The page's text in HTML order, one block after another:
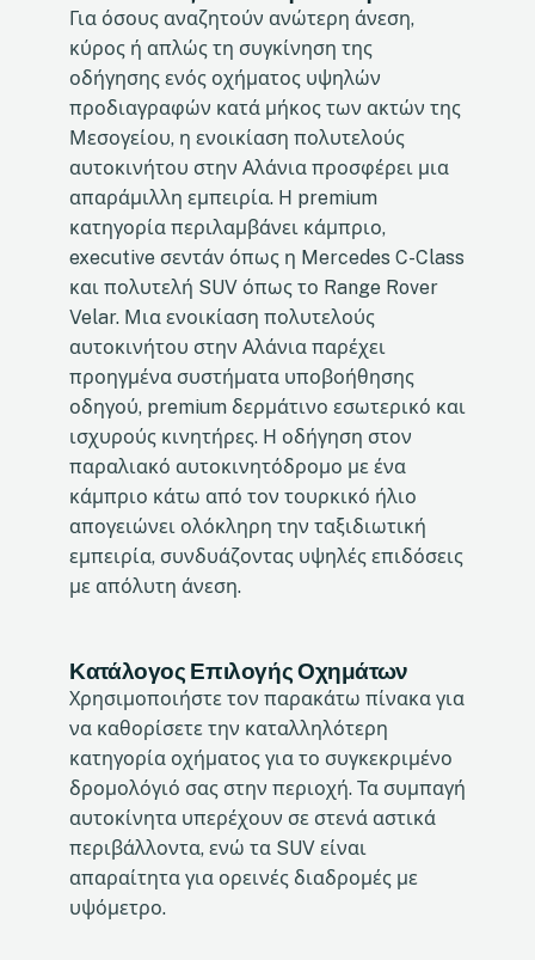
Για όσους αναζητούν ανώτερη άνεση,
κύρος ή απλώς τη συγκίνηση της
οδήγησης ενός οχήματος υψηλών
προδιαγραφών κατά μήκος των ακτών της
Μεσογείου, η ενοικίαση πολυτελούς
αυτοκινήτου στην Αλάνια προσφέρει μια
απαράμιλλη εμπειρία. Η premium
κατηγορία περιλαμβάνει κάμπριο,
executive σεντάν όπως η Mercedes C-Class
και πολυτελή SUV όπως το Range Rover
Velar. Μια ενοικίαση πολυτελούς
αυτοκινήτου στην Αλάνια παρέχει
προηγμένα συστήματα υποβοήθησης
οδηγού, premium δερμάτινο εσωτερικό και
ισχυρούς κινητήρες. Η οδήγηση στον
παραλιακό αυτοκινητόδρομο με ένα
κάμπριο κάτω από τον τουρκικό ήλιο
απογειώνει ολόκληρη την ταξιδιωτική
εμπειρία, συνδυάζοντας υψηλές επιδόσεις
με απόλυτη άνεση.
Κατάλογος Επιλογής Οχημάτων
Χρησιμοποιήστε τον παρακάτω πίνακα για
να καθορίσετε την καταλληλότερη
κατηγορία οχήματος για το συγκεκριμένο
δρομολόγιό σας στην περιοχή. Τα συμπαγή
αυτοκίνητα υπερέχουν σε στενά αστικά
περιβάλλοντα, ενώ τα SUV είναι
απαραίτητα για ορεινές διαδρομές με
υψόμετρο.